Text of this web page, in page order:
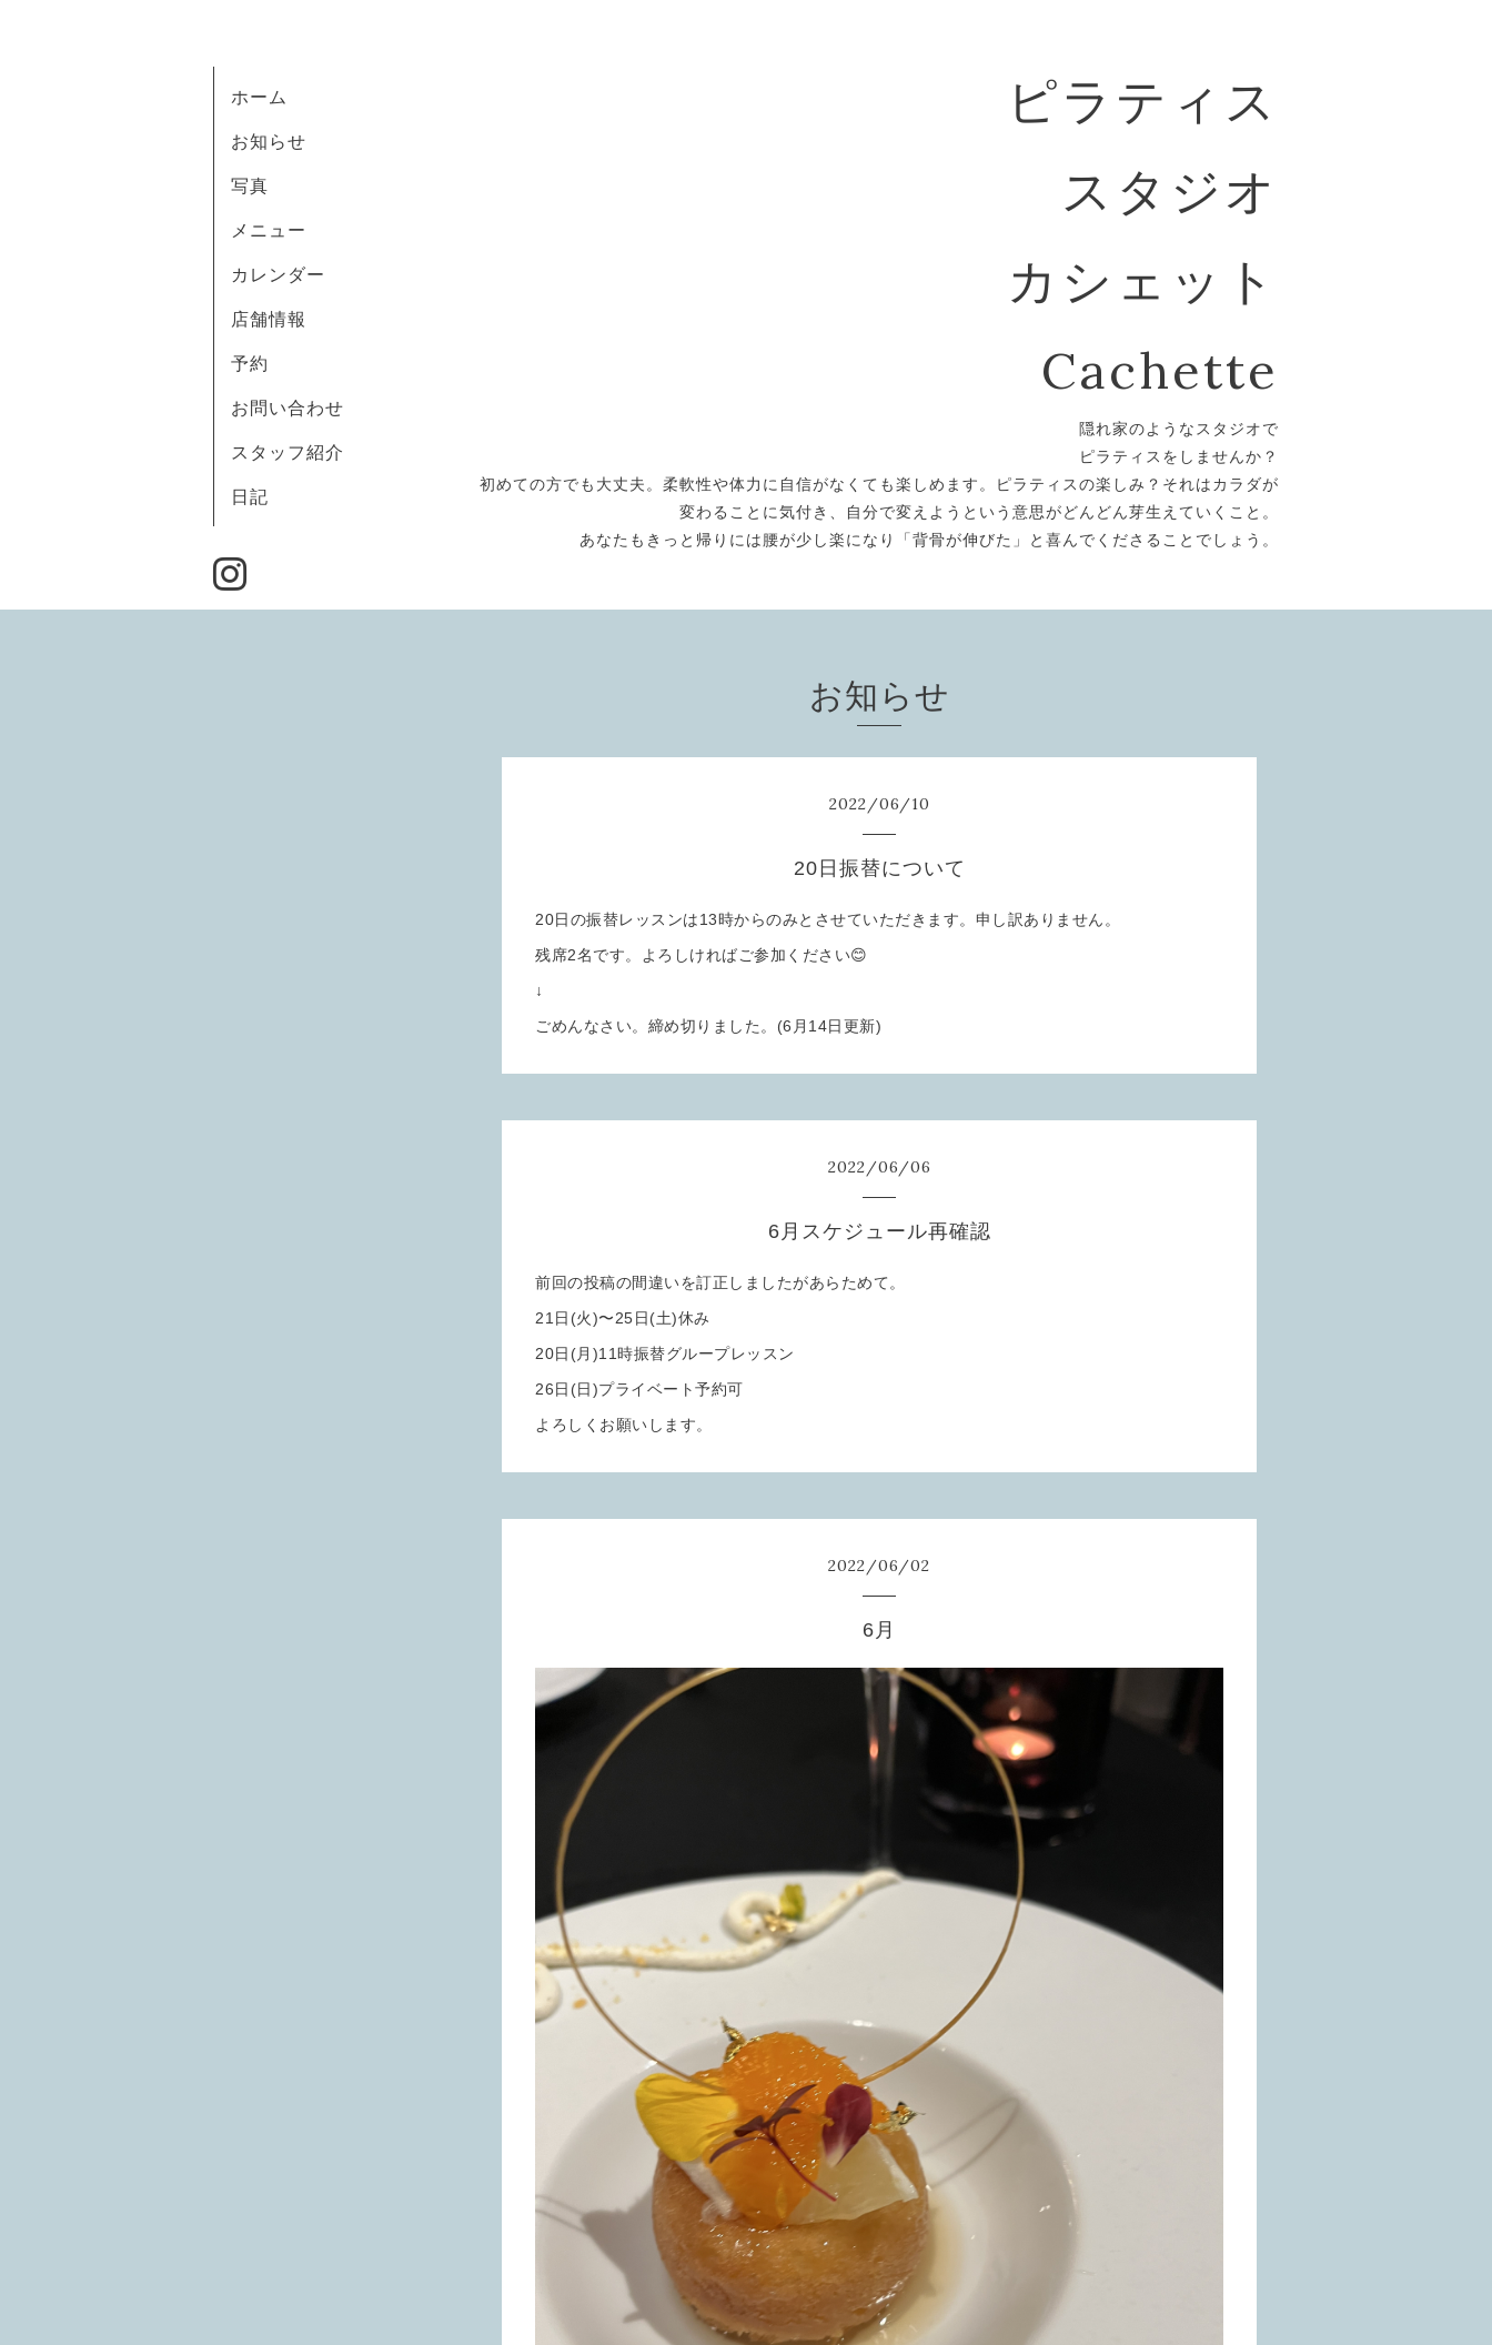
ピラティス
スタジオ
カシェット
Cachette
隠れ家のようなスタジオで
ピラティスをしませんか？
初めての方でも大丈夫。柔軟性や体力に自信がなくても楽しめます。ピラティスの楽しみ？それはカラダが
変わることに気付き、自分で変えようという意思がどんどん芽生えていくこと。
あなたもきっと帰りには腰が少し楽になり「背骨が伸びた」と喜んでくださることでしょう。
ホーム
お知らせ
写真
メニュー
カレンダー
店舗情報
予約
お問い合わせ
スタッフ紹介
日記
お知らせ
2022/06/10
20日振替について
20日の振替レッスンは13時からのみとさせていただきます。申し訳ありません。
残席2名です。よろしければご参加ください😊
↓
ごめんなさい。締め切りました。(6月14日更新)
2022/06/06
6月スケジュール再確認
前回の投稿の間違いを訂正しましたがあらためて。
21日(火)〜25日(土)休み
20日(月)11時振替グループレッスン
26日(日)プライベート予約可
よろしくお願いします。
2022/06/02
6月